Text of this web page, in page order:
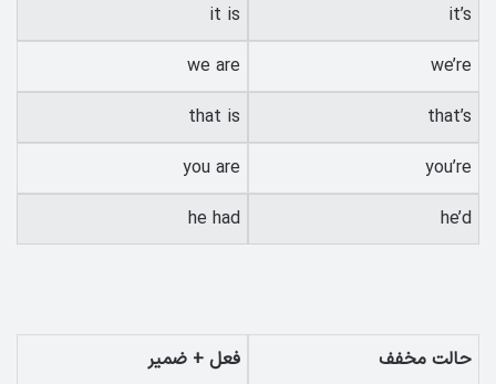
it’s
it is
we’re
we are
that’s
that is
you’re
you are
he’d
he had
حالت مخفف
فعل + ضمیر